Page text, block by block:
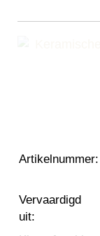
Artikelnummer:
Vervaardigd
uit: